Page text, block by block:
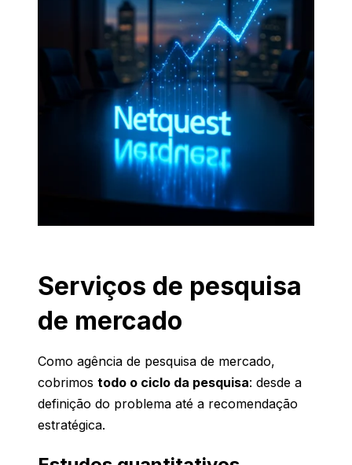
Serviços de pesquisa
de mercado
Como agência de pesquisa de mercado,
cobrimos todo o ciclo da pesquisa: desde a
definição do problema até a recomendação
estratégica.